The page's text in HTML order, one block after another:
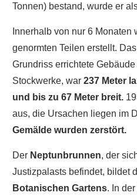
Tonnen) bestand, wurde er
Innerhalb von nur 6 Monaten
genormten Teilen erstellt.
Grundriss errichtete
Stockwerke, war 237 Meter
und bis zu 67 Meter breit.
aus, die Ursachen liegen im
Gemälde wurden zerstört.
Der Neptunbrunnen, der
Justizpalasts befindet, bildet
Botanischen Gartens. In